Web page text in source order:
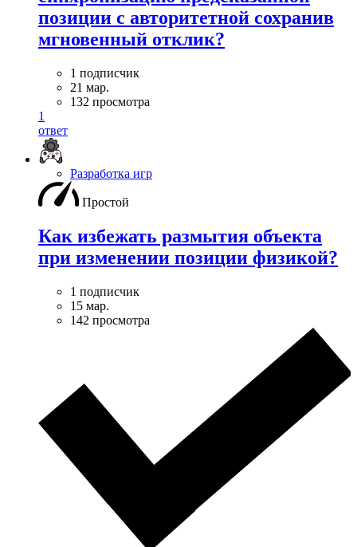
позиции с авторитетной сохранив
мгновенный отклик?
1 подписчик
21 мар.
132 просмотра
1
ответ
Разработка игр
Простой
Как избежать размытия объекта
при изменении позиции физикой?
1 подписчик
15 мар.
142 просмотра